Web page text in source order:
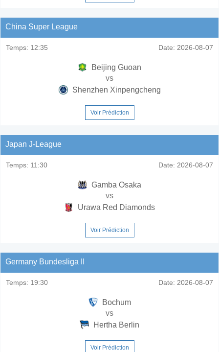
China Super League
Temps: 12:35 Date: 2026-08-07
Beijing Guoan
vs
Shenzhen Xinpengcheng
Voir Prédiction
Japan J-League
Temps: 11:30 Date: 2026-08-07
Gamba Osaka
vs
Urawa Red Diamonds
Voir Prédiction
Germany Bundesliga II
Temps: 19:30 Date: 2026-08-07
Bochum
vs
Hertha Berlin
Voir Prédiction